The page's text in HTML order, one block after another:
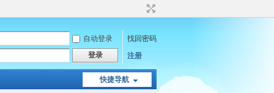
自动登录
找回密码
登录
注册
快捷导航